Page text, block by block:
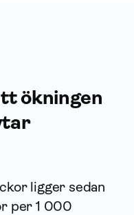
ökningen
ligger sedan
per 1 000